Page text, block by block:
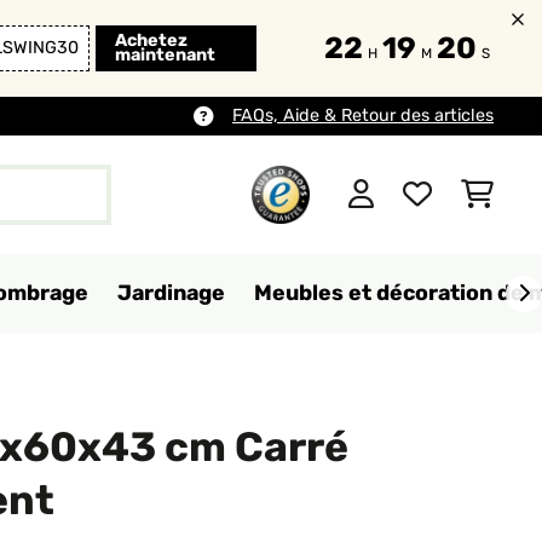
Achetez
maintenant 22 H 19 M 17 S
FAQs, Aide & Retour des articles
Jardinage Meubles et décoration de
cm Carré